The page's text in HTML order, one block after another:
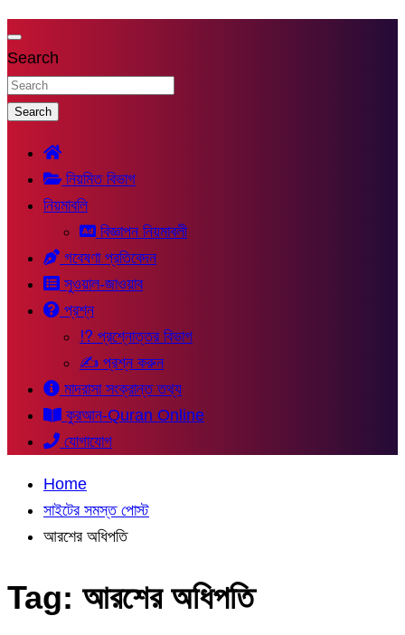
Search
Search
নিয়মিত বিভাগ
নিয়মাবলি
বিজ্ঞাপন নিয়মাবলী
গবেষণা প্রতিবেদন
সুওয়াল-জাওয়াব
প্রশ্ন
⁉ প্রশ্নোত্তর বিভাগ
✍ প্রশ্ন করুন
মাদরাসা সংক্রান্ত তথ্য
কুরআন-Quran Online
যোগাযোগ
Home
সাইটের সমস্ত পোস্ট
আরশের অধিপতি
Tag: আরশের অধিপতি